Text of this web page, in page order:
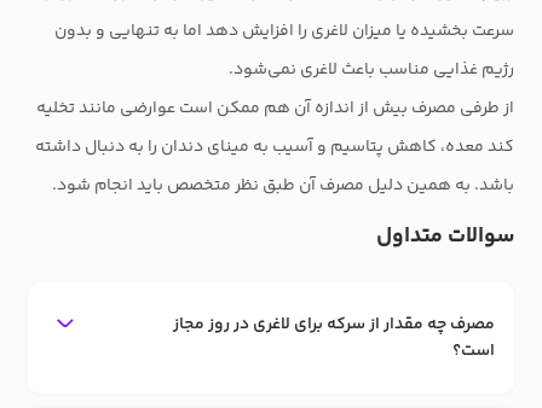
سرعت بخشیده یا میزان لاغری را افزایش دهد اما به تنهایی و بدون
رژیم غذایی مناسب باعث لاغری نمی‌شود.
از طرفی مصرف بیش از اندازه آن هم ممکن است عوارضی مانند تخلیه
کند معده، کاهش پتاسیم و آسیب به مینای دندان را به دنبال داشته
باشد. به همین دلیل مصرف آن طبق نظر متخصص باید انجام شود.
سوالات متداول
مصرف چه مقدار از سرکه برای لاغری در روز مجاز
است؟